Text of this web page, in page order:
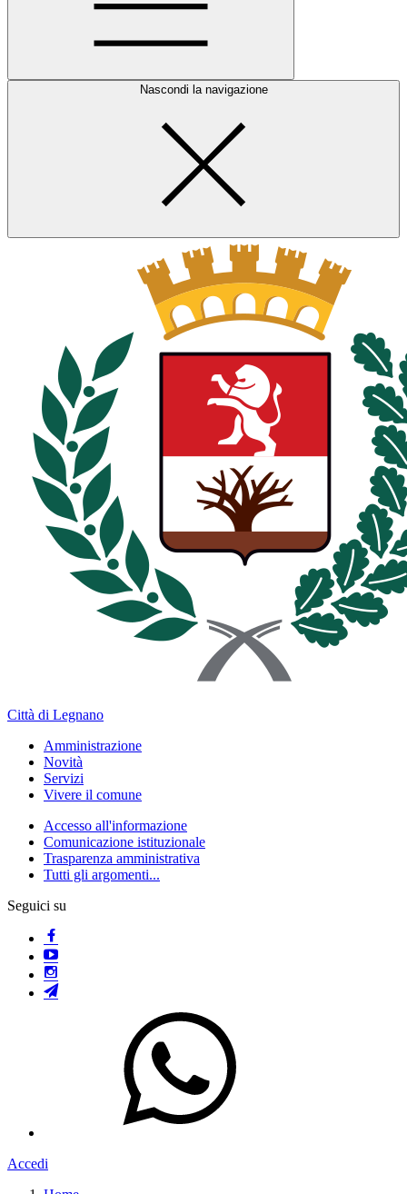
Nascondi la navigazione
Città di Legnano
Amministrazione
Novità
Servizi
Vivere il comune
Accesso all'informazione
Comunicazione istituzionale
Trasparenza amministrativa
Tutti gli argomenti...
Seguici su
Accedi